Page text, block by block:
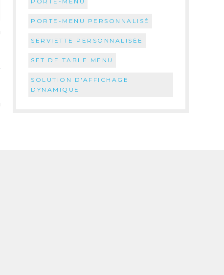
PORTE-MENU PERSONNALISÉ
SERVIETTE PERSONNALISÉE
SET DE TABLE MENU
SOLUTION D'AFFICHAGE
DYNAMIQUE